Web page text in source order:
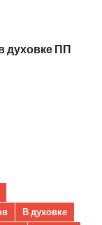
духовке ПП
В духовке